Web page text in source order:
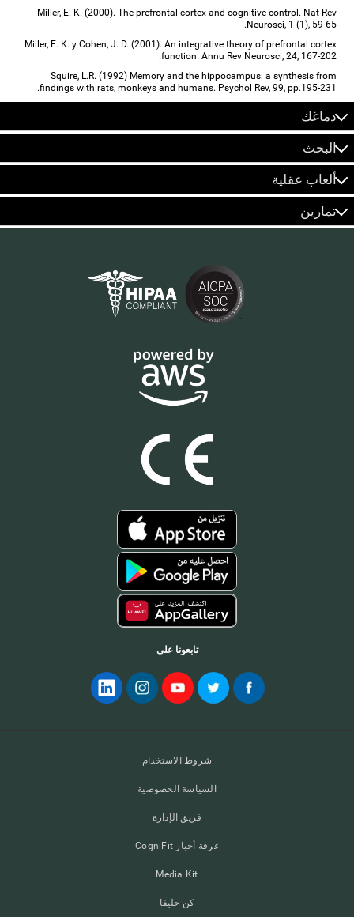
Miller, E. K. (2000). The prefrontal cortex and cognitive control. Nat Rev
Neurosci, 1 (1), 59-65.
Miller, E. K. y Cohen, J. D. (2001). An integrative theory of prefrontal cortex
function. Annu Rev Neurosci, 24, 167-202.
Squire, L.R. (1992) Memory and the hippocampus: a synthesis from
findings with rats, monkeys and humans. Psychol Rev, 99, pp.195-231.
دماغك
البحث
ألعاب عقلية
تمارين
تابعونا على
شروط الاستخدام
السياسة الخصوصية
فريق الإدارة
غرفة أخبار CogniFit
Media Kit
كن حليفا